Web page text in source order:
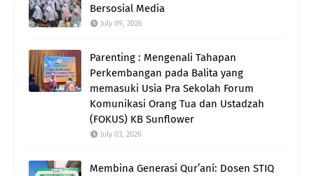
Bersosial Media
July 09, 2026
Parenting : Mengenali Tahapan
Perkembangan pada Balita yang
memasuki Usia Pra Sekolah Forum
Komunikasi Orang Tua dan Ustadzah
(FOKUS) KB Sunflower
July 03, 2026
Membina Generasi Qur’ani: Dosen STIQ